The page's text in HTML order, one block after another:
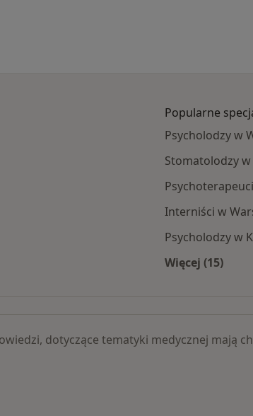
Popularne
Psycholodzy w
Stomatolodzy
Interniści w
Psycholodzy w
Więcej (15)
dotyczące tematyki medycznej mają